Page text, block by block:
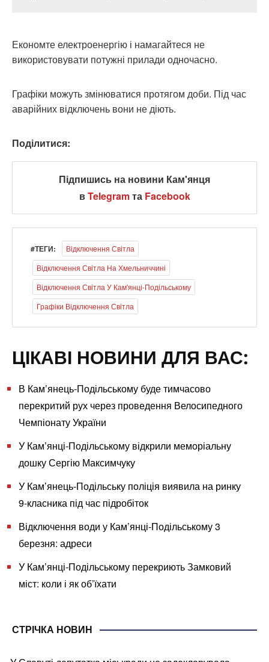
Економте електроенергію і намагайтеся не
використовувати потужні прилади одночасно.
Графіки можуть змінюватися протягом доби. Під час
аварійних відключень вони не діють.
Поділитися:
Підпишись на новини Кам'янця
вTelegramта Facebook
#ТЕГИ:
Відключення Світла
Відключення Світла На Хмельниччині
Відключення Світла У Кам'янці-Подільському
Графіки Відключення Світла
ЦІКАВІ НОВИНИ ДЛЯ ВАС:
В Кам’янець-Подільському буде тимчасово
перекритий рух через проведення Велосипедного
Чемпіонату України
У Кам’янці-Подільському відкрили меморіальну
дошку Сергію Максимчуку
У Кам’янець-Подільську поліція виявила на ринку
9-класника під час підробіток
Відключення води у Кам’янці-Подільському 3
березня: адреси
У Кам’янці-Подільському перекриють Замковий
міст: коли і як об’їхати
СТРІЧКА НОВИН